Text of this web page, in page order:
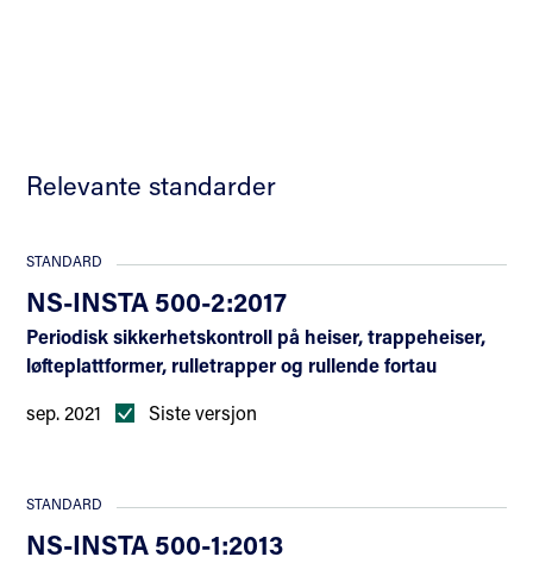
Relevante standarder
STANDARD
NS-INSTA 500-2:2017
Periodisk sikkerhetskontroll på heiser, trappeheiser,
løfteplattformer, rulletrapper og rullende fortau
sep. 2021
Siste versjon
STANDARD
NS-INSTA 500-1:2013